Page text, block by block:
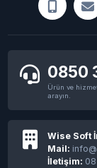
0850
Ürün ve
arayın.
Wise Soft
Mail:
İletişim: